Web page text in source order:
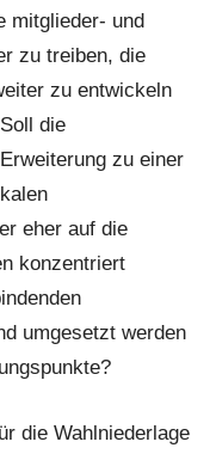
mitglieder- und
zu treiben, die
zu entwickeln
die
zu einer
eher auf die
konzentriert
umgesetzt werden
die Wahlniederlage